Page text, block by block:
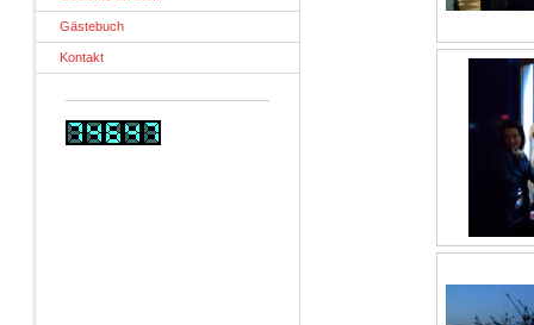
Gästebuch
Kontakt